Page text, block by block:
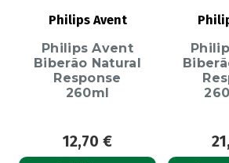
Philips Avent
Philips Avent
Biberão Natural
Response
260ml
12,70 €